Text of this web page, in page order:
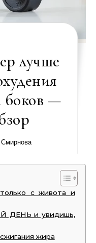
лучше
боков —
с живота и
ДЕНЬ и увидишь,
жира